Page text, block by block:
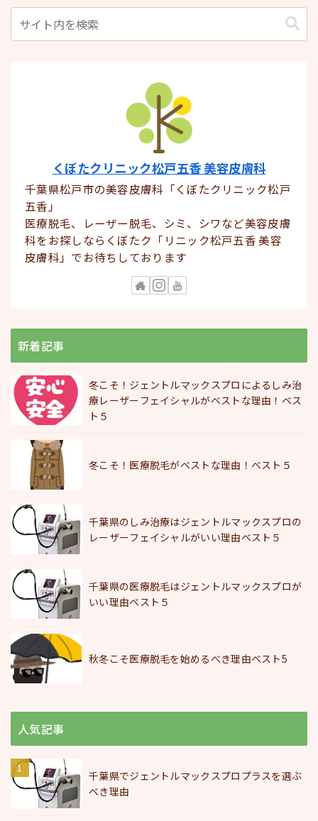
くぼたクリニック松戸五香 美容皮膚科
千葉県松戸市の美容皮膚科「くぼたクリニック松戸
五香」
医療脱毛、レーザー脱毛、シミ、シワなど美容皮膚
科をお探しならくぼたク「リニック松戸五香 美容
皮膚科」でお待ちしております
新着記事
冬こそ！ジェントルマックスプロによるしみ治
療レーザーフェイシャルがベストな理由！ベス
ト５
冬こそ！医療脱毛がベストな理由！ベスト５
千葉県のしみ治療はジェントルマックスプロの
レーザーフェイシャルがいい理由ベスト５
千葉県の医療脱毛はジェントルマックスプロが
いい理由ベスト５
秋冬こそ医療脱毛を始めるべき理由ベスト5
人気記事
千葉県でジェントルマックスプロプラスを選ぶ
べき理由